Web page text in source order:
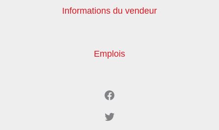
Informations du vendeur
Emplois
Facebook
Twitter